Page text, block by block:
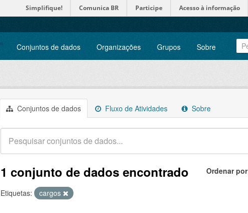
Simplifique! Comunica BR Participe Acesso à informação
Conjuntos de dados Organizações Grupos Sobre
Conjuntos de dados Fluxo de Atividades Sobre
Ordenar por
1 conjunto de dados encontrado
Etiquetas: cargos